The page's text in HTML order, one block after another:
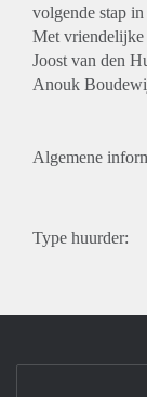
volgende stap
Met vriendelijke
Joost van den
Anouk
Algemene
Type huurder: